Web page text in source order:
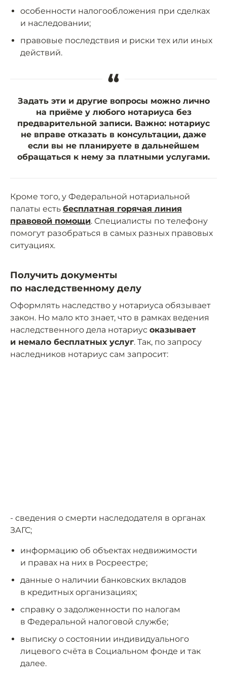
особенности налогообложения при сделках
и наследовании;
правовые последствия и риски тех или иных
действий.
“
Задать эти и другие вопросы можно лично
на приёме у любого нотариуса без
предварительной записи. Важно: нотариус
не вправе отказать в консультации, даже
если вы не планируете в дальнейшем
обращаться к нему за платными услугами.
Кроме того, у Федеральной нотариальной
палаты есть бесплатная горячая линия
правовой помощи. Специалисты по телефону
помогут разобраться в самых разных правовых
ситуациях.
Получить документы
по наследственному делу
Оформлять наследство у нотариуса обязывает
закон. Но мало кто знает, что в рамках ведения
наследственного дела нотариус оказывает
и немало бесплатных услуг. Так, по запросу
наследников нотариус сам запросит:
- сведения о смерти наследодателя в органах
ЗАГС;
информацию об объектах недвижимости
и правах на них в Росреестре;
данные о наличии банковских вкладов
в кредитных организациях;
справку о задолженности по налогам
в Федеральной налоговой службе;
выписку о состоянии индивидуального
лицевого счёта в Социальном фонде и так
далее.